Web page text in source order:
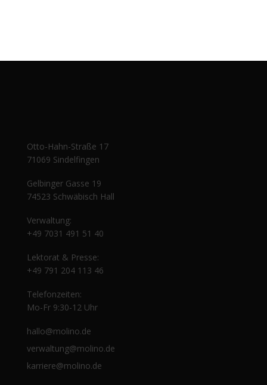
Federico Sorbelli | Nie wieder Alkohol
Shkelqim und Rion Turkaj | Unsere
Nicola Becker | Zwanzig Prozent Glück
Roland Bauer | Winterberg Postkarten
Christa Hagmeyer | Staub fällt von den
Olaf der Flipper, Pia Malo | Papa, erzähl
Herbert Nold | Tony, die schöne Maid
Otto-Hahn-Straße 17
71069 Sindelfingen
Gelbinger Gasse 19
74523 Schwäbisch Hall
Verwaltung:
+49 7031 491 51 40
Lektorat & Presse:
+49 791 204 113 46
Telefonzeiten:
Mo-Fr 9:30-12 Uhr
hallo@molino.de
verwaltung@molino.de
karriere@molino.de